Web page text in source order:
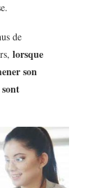
de
lorsque
son